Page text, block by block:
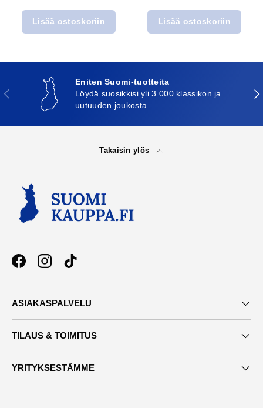
Lisää ostoskoriin Lisää ostoskoriin
Edellinen
Eniten Suomi-tuotteita
Löydä suosikkisi yli 3 000 klassikon ja
uutuuden joukosta
Takaisin ylös
FacebookInstagramTikTok
ASIAKASPALVELU
TILAUS & TOIMITUS
YRITYKSESTÄMME